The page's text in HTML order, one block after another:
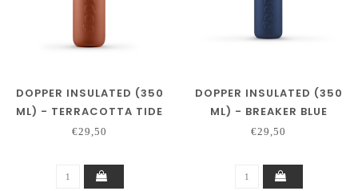
DOPPER INSULATED (350
ML) - TERRACOTTA TIDE
€29,50
DOPPER INSULATED (350
ML) - BREAKER BLUE
€29,50